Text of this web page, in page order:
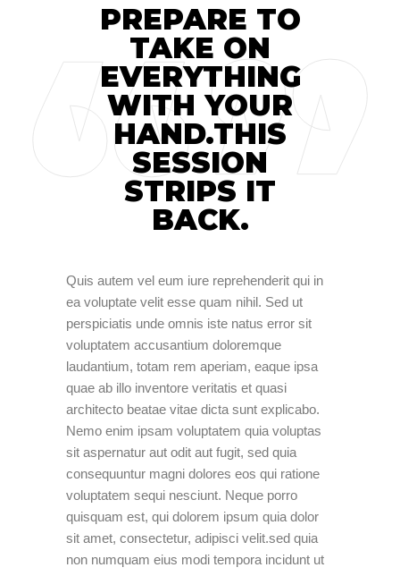
PREPARE TO
TAKE ON
EVERYTHING
WITH YOUR
HAND.THIS
SESSION
STRIPS IT
BACK.
Quis autem vel eum iure reprehenderit qui in
ea voluptate velit esse quam nihil. Sed ut
perspiciatis unde omnis iste natus error sit
voluptatem accusantium doloremque
laudantium, totam rem aperiam, eaque ipsa
quae ab illo inventore veritatis et quasi
architecto beatae vitae dicta sunt explicabo.
Nemo enim ipsam voluptatem quia voluptas
sit aspernatur aut odit aut fugit, sed quia
consequuntur magni dolores eos qui ratione
voluptatem sequi nesciunt. Neque porro
quisquam est, qui dolorem ipsum quia dolor
sit amet, consectetur, adipisci velit.sed quia
non numquam eius modi tempora incidunt ut